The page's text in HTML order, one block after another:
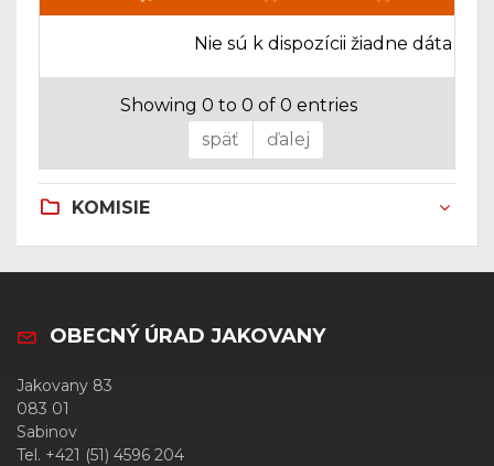
Nie sú k dispozícii žiadne dáta
Showing 0 to 0 of 0 entries
späť
ďalej
KOMISIE
OBECNÝ ÚRAD JAKOVANY
Jakovany 83
083 01
Sabinov
Tel. +421 (51) 4596 204